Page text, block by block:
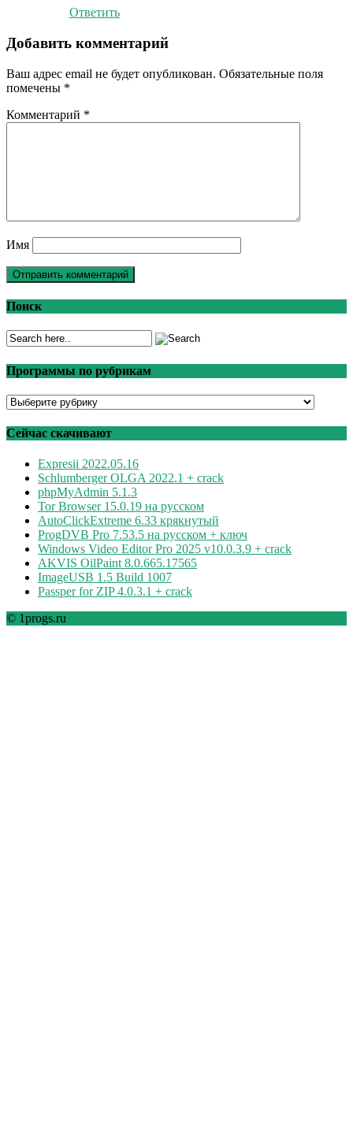
Ответить
Добавить комментарий
Ваш адрес email не будет опубликован. Обязательные поля
помечены *
Комментарий *
Имя
Поиск
Программы по рубрикам
Программы
рубрикам
Сейчас скачивают
Expresii 2022.05.16
Schlumberger OLGA 2022.1 + crack
phpMyAdmin 5.1.3
Tor Browser 15.0.19 на русском
AutoClickExtreme 6.33 крякнутый
ProgDVB Pro 7.53.5 на русском + ключ
Windows Video Editor Pro 2025 v10.0.3.9 + crack
AKVIS OilPaint 8.0.665.17565
ImageUSB 1.5 Build 1007
Passper for ZIP 4.0.3.1 + crack
© 1progs.ru